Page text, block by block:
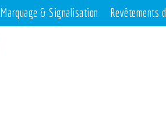
Marquage & Signalisation Revêtements